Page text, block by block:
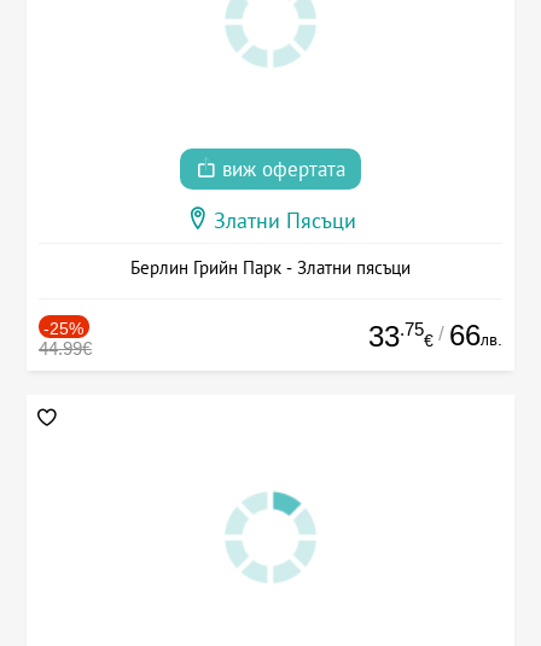
виж офертата
Златни Пясъци
Берлин Грийн Парк - Златни пясъци
-25%
44.99€ 33.75
€ / 66лв.